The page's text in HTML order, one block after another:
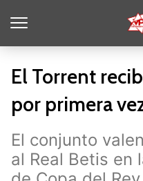
El Torrent
por primera
El conjunto
al Real Betis en